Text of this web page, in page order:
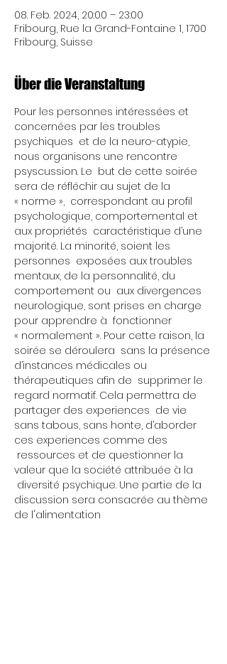
08. Feb. 2024, 20:00 – 23:00
Fribourg, Rue la Grand-Fontaine 1, 1700
Fribourg, Suisse
Über die Veranstaltung
Pour les personnes intéressées et
concernées par les troubles
psychiques  et de la neuro-atypie,
nous organisons une rencontre
psyscussion. Le  but de cette soirée
sera de réfléchir au sujet de la
« norme »,  correspondant au profil
psychologique, comportemental et
aux propriétés  caractéristique d’une
majorité. La minorité, soient les
personnes  exposées aux troubles
mentaux, de la personnalité, du
comportement ou  aux divergences
neurologique, sont prises en charge
pour apprendre à  fonctionner
« normalement ». Pour cette raison, la
soirée se déroulera  sans la présence
d’instances médicales ou
thérapeutiques afin de  supprimer le
regard normatif. Cela permettra de
partager des experiences  de vie
sans tabous, sans honte, d’aborder
ces experiences comme des
ressources et de questionner la
valeur que la société attribuée à la
diversité psychique. Une partie de la
discussion sera consacrée au thème
de l'alimentation